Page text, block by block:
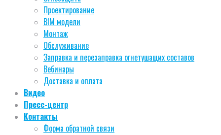
Проектирование
BIM модели
Монтаж
Обслуживание
Заправка и перезаправка огнетушащих составов
Вебинары
Доставка и оплата
Видео
Пресс-центр
Контакты
Форма обратной связи